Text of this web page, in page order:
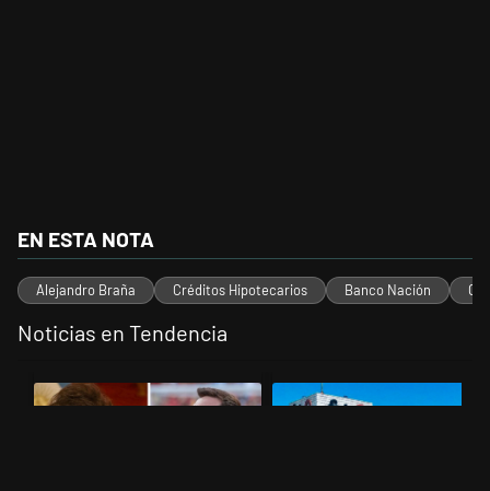
EN ESTA NOTA
Alejandro Braña Créditos Hipotecarios Banco Nación
Noticias en Tendencia
Un artículo de tendencia con el título "Milei despidió a Jorge Messi
Un artículo de tendencia con el